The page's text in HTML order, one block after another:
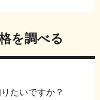
を調べる
たいですか？